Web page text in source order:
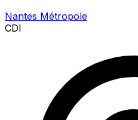
Nantes Métropole
CDI